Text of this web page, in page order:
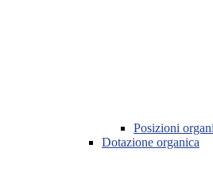
Posizioni
Dotazione organica